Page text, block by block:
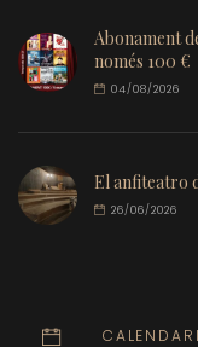
Abonament
només 100 €
04/08/2026
El anfiteatro
26/06/2026
CALENDARI